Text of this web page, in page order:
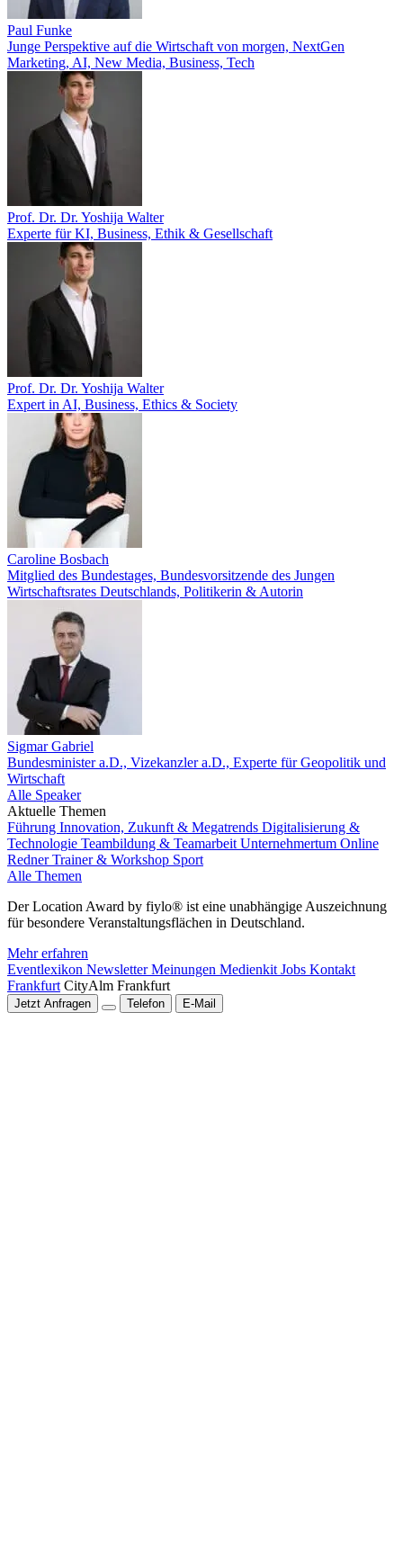
Paul Funke
Junge Perspektive auf die Wirtschaft von morgen, NextGen
Marketing, AI, New Media, Business, Tech
Prof. Dr. Dr. Yoshija Walter
Experte für KI, Business, Ethik & Gesellschaft
Prof. Dr. Dr. Yoshija Walter
Expert in AI, Business, Ethics & Society
Caroline Bosbach
Mitglied des Bundestages, Bundesvorsitzende des Jungen
Wirtschaftsrates Deutschlands, Politikerin & Autorin
Sigmar Gabriel
Bundesminister a.D., Vizekanzler a.D., Experte für Geopolitik und
Wirtschaft
Alle Speaker
Aktuelle Themen
Führung Innovation, Zukunft & Megatrends Digitalisierung &
Technologie Teambildung & Teamarbeit Unternehmertum Online
RednerTrainer & Workshop Sport
Alle Themen
Der Location Award by fiylo® ist eine unabhängige Auszeichnung
für besondere Veranstaltungsflächen in Deutschland.
Mehr erfahren
Eventlexikon NewsletterMeinungen Medienkit Jobs Kontakt
Frankfurt CityAlm Frankfurt
Jetzt Anfragen Telefon E-Mail